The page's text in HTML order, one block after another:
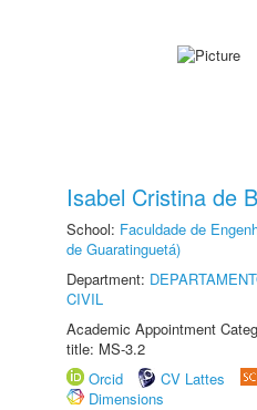
Isabel Cristina de
School: Faculdade de
de Guaratinguetá)
Department:
CIVIL
Academic Appointment
title: MS-3.2
Orcid
CV Lattes
Dimensions